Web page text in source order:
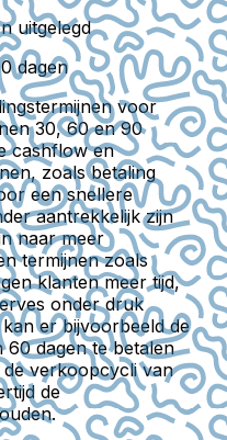
uitgelegd
dagen
voor
30, 60 en 90
cashflow en
zoals betaling
een snellere
aantrekkelijk zijn
naar meer
termijnen zoals
klanten meer tijd,
onder druk
er bijvoorbeeld de
dagen te betalen
verkoopcycli van
de